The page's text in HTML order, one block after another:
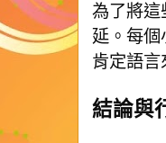
為了將這
延。每個
肯定語言
結論與